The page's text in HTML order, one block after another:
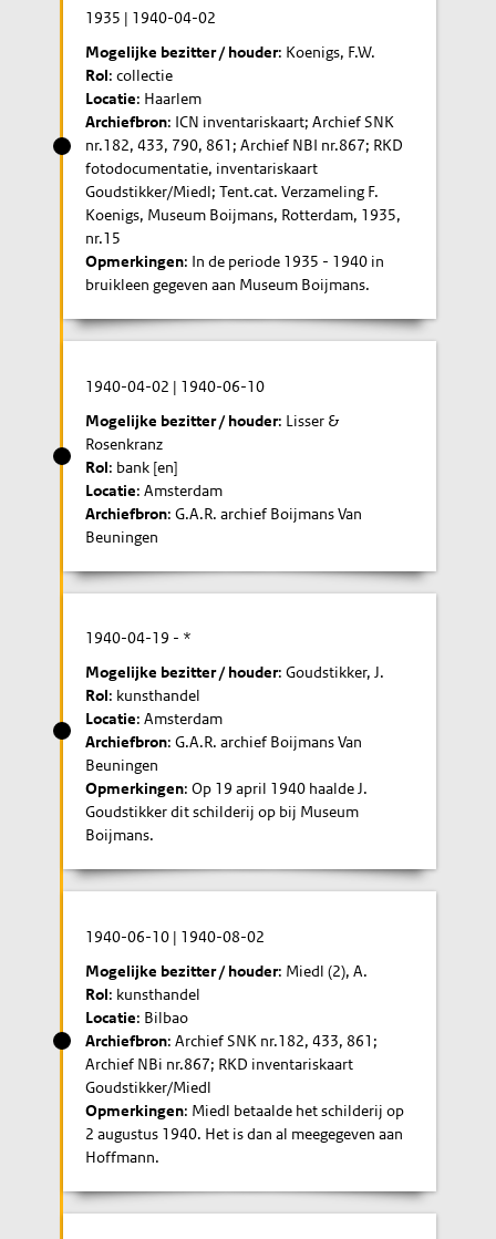
1935 | 1940-04-02
Mogelijke bezitter / houder: Koenigs, F.W.
Rol: collectie
Locatie: Haarlem
Archiefbron: ICN inventariskaart; Archief SNK
nr.182, 433, 790, 861; Archief NBI nr.867; RKD
fotodocumentatie, inventariskaart
Goudstikker/Miedl; Tent.cat. Verzameling F.
Koenigs, Museum Boijmans, Rotterdam, 1935,
nr.15
Opmerkingen: In de periode 1935 - 1940 in
bruikleen gegeven aan Museum Boijmans.
1940-04-02 | 1940-06-10
Mogelijke bezitter / houder: Lisser &
Rosenkranz
Rol: bank [en]
Locatie: Amsterdam
Archiefbron: G.A.R. archief Boijmans Van
Beuningen
1940-04-19 - *
Mogelijke bezitter / houder: Goudstikker, J.
Rol: kunsthandel
Locatie: Amsterdam
Archiefbron: G.A.R. archief Boijmans Van
Beuningen
Opmerkingen: Op 19 april 1940 haalde J.
Goudstikker dit schilderij op bij Museum
Boijmans.
1940-06-10 | 1940-08-02
Mogelijke bezitter / houder: Miedl (2), A.
Rol: kunsthandel
Locatie: Bilbao
Archiefbron: Archief SNK nr.182, 433, 861;
Archief NBi nr.867; RKD inventariskaart
Goudstikker/Miedl
Opmerkingen: Miedl betaalde het schilderij op
2 augustus 1940. Het is dan al meegegeven aan
Hoffmann.